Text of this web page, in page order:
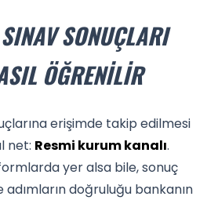
SONUÇLARI
ÖĞRENILIR
erişimde takip edilmesi
net: Resmi kurum kanalı.
yer alsa bile, sonuç
doğruluğu bankanın